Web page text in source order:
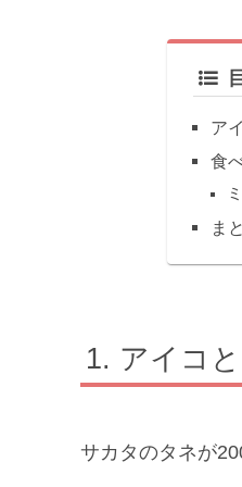
ア
食
ま
アイコ
サカタのタネが